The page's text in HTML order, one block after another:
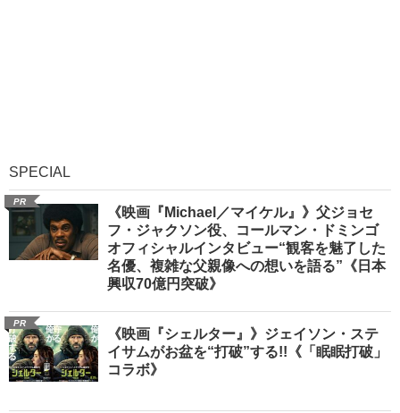
SPECIAL
PR
《映画『Michael／マイケル』》父ジョセ
フ・ジャクソン役、コールマン・ドミンゴ
オフィシャルインタビュー“観客を魅了した
名優、複雑な父親像への想いを語る”《日本
興収70億円突破》
PR
《映画『シェルター』》ジェイソン・ステ
イサムがお盆を“打破”する!!《「眠眠打破」
コラボ》